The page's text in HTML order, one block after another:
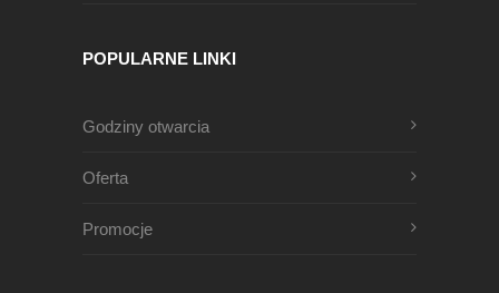
POPULARNE LINKI
Godziny otwarcia
Oferta
Promocje